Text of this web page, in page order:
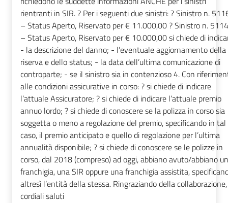
rientranti in SIR. ? Per i seguenti due sinistri: ? Sinistro n.
– Status Aperto, Riservato per € 11.000,00 ? Sinistro n.
– Status Aperto, Riservato per € 10.000,00 si chiede di
- la descrizione del danno; - l’eventuale aggiornamento della
riserva e dello status; - la data dell’ultima comunicazione di
controparte; - se il sinistro sia in contenzioso 4. Con
alle condizioni assicurative in corso: ? si chiede di indicare
l’attuale Assicuratore; ? si chiede di indicare l’attuale premio
annuo lordo; ? si chiede di conoscere se la polizza in corso sia
soggetta o meno a regolazione del premio, specificando in tal
caso, il premio anticipato e quello di regolazione per l’ultima
annualità disponibile; ? si chiede di conoscere se le polizze in
corso, dal 2018 (compreso) ad oggi, abbiano avuto/abbiano
franchigia, una SIR oppure una franchigia assistita,
altresì l’entità della stessa. Ringraziando della collaborazione,
cordiali saluti